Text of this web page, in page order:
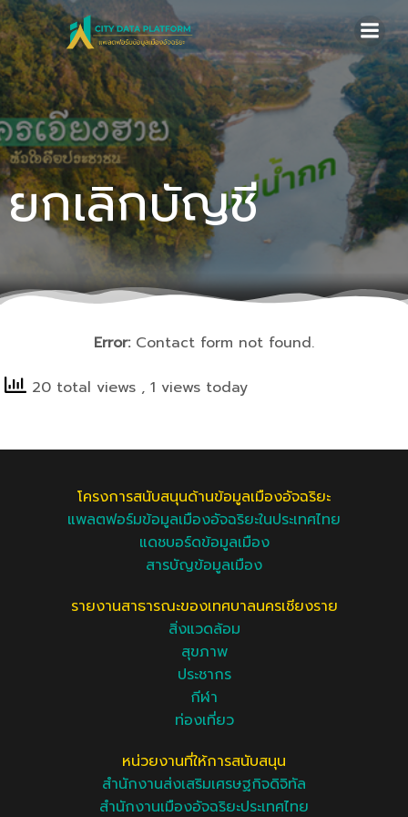
to
content
ยกเลิกบัญชี
Error:Contact form not found.
20 total views , 1 views today
โครงการสนับสนุนด้านข้อมูลเมืองอัจฉริยะ
แพลตฟอร์มข้อมูลเมืองอัจฉริยะในประเทศไทย
แดชบอร์ดข้อมูลเมือง
สารบัญข้อมูลเมือง
รายงานสาธารณะของเทศบาลนครเชียงราย
สิ่งแวดล้อม
สุขภาพ
ประชากร
กีฬา
ท่องเที่ยว
หน่วยงานที่ให้การสนับสนุน
สำนักงานส่งเสริมเศรษฐกิจดิจิทัล
สำนักงานเมืองอัจฉริยะประเทศไทย